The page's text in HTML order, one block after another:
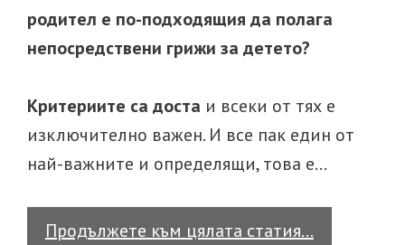
родител е по-подходящия да полага
непосредствени грижи за детето?
Критериите са доста и всеки от тях е
изключително важен. И все пак един от
най-важните и определящи, това е…
Продължете към цялата статия…